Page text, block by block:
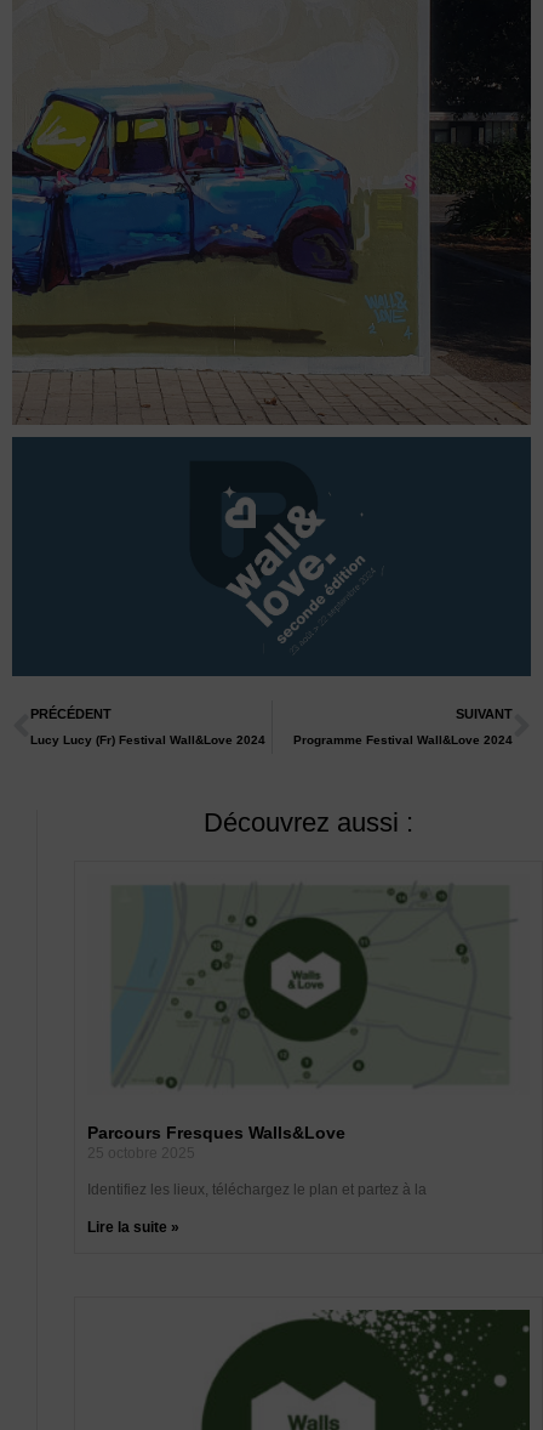
PRÉCÉDENT
Lucy Lucy (Fr) Festival Wall&Love 2024
SUIVANT
Programme Festival Wall&Love 2024
Découvrez aussi :
Parcours Fresques Walls&Love
25 octobre 2025
Identifiez les lieux, téléchargez le plan et partez à la
Lire la suite »